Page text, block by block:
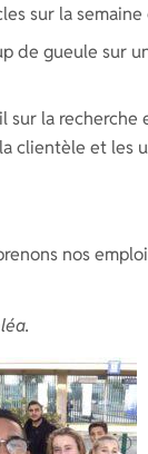
sur la
de gueule sur
sur la recherche
clientèle et les
nos